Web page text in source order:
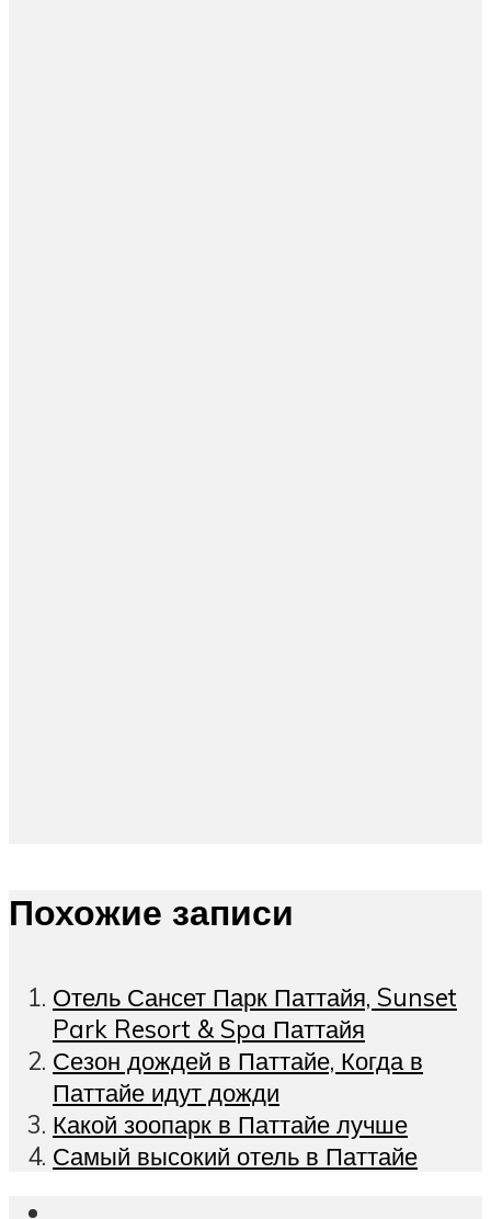
Похожие записи
Отель Сансет Парк Паттайя, Sunset
Park Resort & Spa Паттайя
Сезон дождей в Паттайе, Когда в
Паттайе идут дожди
Какой зоопарк в Паттайе лучше
Самый высокий отель в Паттайе